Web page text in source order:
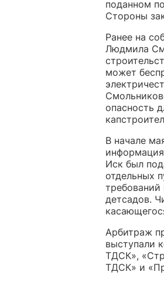
поданном
Стороны
Ранее на
Людмила
может
опасность
В начале
Иск был
отдельных
детсадов.
Арбитраж
выступали
ТДСК»,
ТДСК» и